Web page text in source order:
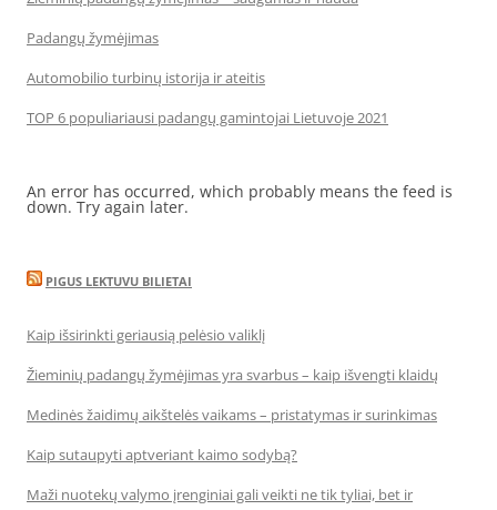
Padangų žymėjimas
Automobilio turbinų istorija ir ateitis
TOP 6 populiariausi padangų gamintojai Lietuvoje 2021
An error has occurred, which probably means the feed is
down. Try again later.
PIGUS LEKTUVU BILIETAI
Kaip išsirinkti geriausią pelėsio valiklį
Žieminių padangų žymėjimas yra svarbus – kaip išvengti klaidų
Medinės žaidimų aikštelės vaikams – pristatymas ir surinkimas
Kaip sutaupyti aptveriant kaimo sodybą?
Maži nuotekų valymo įrenginiai gali veikti ne tik tyliai, bet ir